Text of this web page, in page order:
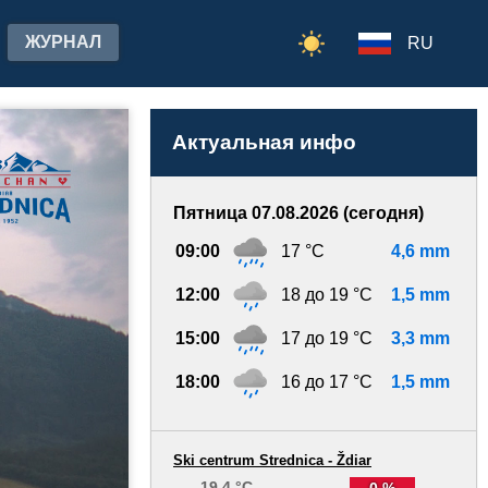
ЖУРНАЛ RU
Актуальная инфо
Пятница 07.08.2026 (сегодня)
09:00 17 °C 4,6 mm
12:00 18 до 19 °C 1,5 mm
15:00 17 до 19 °C 3,3 mm
18:00 16 до 17 °C 1,5 mm
Ski centrum Strednica - Ždiar